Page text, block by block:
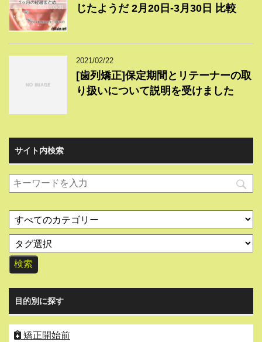
じたようだ 2月20日-3月30日 比較
2021/02/22
[歯列矯正]保定期間とリテーナーの取
り扱いについて説明を受けました
サイト内検索
目的別に探す
矯正開始前